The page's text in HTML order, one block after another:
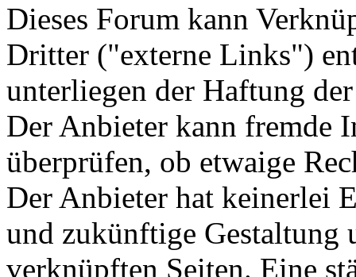
Dieses Forum kann
Dritter ("externe Links")
unterliegen der Haftung
Der Anbieter kann fremde
überprüfen, ob etwaige
Der Anbieter hat keinerlei
und zukünftige Gestaltung
verknüpften Seiten. Eine